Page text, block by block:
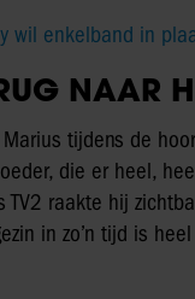
wil enkelband in
NAAR
Marius tijdens de
die er heel,
TV2 raakte hij
in zo’n tijd is